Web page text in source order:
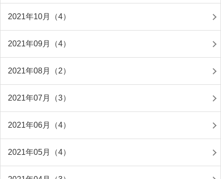
2021年10月（4）
2021年09月（4）
2021年08月（2）
2021年07月（3）
2021年06月（4）
2021年05月（4）